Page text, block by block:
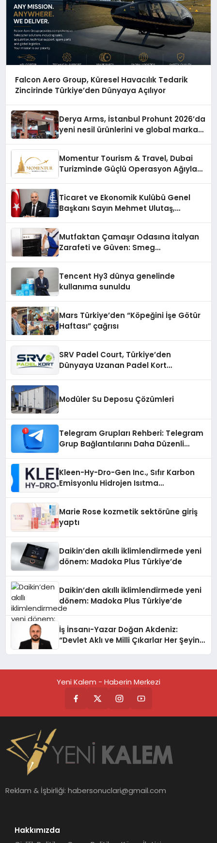
Falcon Aero Group, Küresel Havacılık Tedarik
Zincirinde Türkiye’den Dünyaya Açılıyor
Derya Arms, İstanbul Prohunt 2026’da
yeni nesil ürünlerini ve global marka
Momentur Tourism & Travel, Dubai
Turizminde Güçlü Operasyon Ağıyla
Ticaret ve Ekonomik Kulübü Genel
Başkanı Sayın Mehmet Ulutaş,
Mutfaktan Çamaşır Odasına İtalyan
Zarafeti ve Güven: Smeg
Tencent Hy3 dünya genelinde
kullanıma sunuldu
Mars Türkiye’den “Köpeğini İşe Götür
Haftası” çağrısı
SRV Padel Court, Türkiye’den
Dünyaya Uzanan Padel Kort
Modüler Su Deposu Çözümleri
Telegram Grupları Rehberi: Telegram
Grup Bağlantılarını Daha Düzenli
Kleen-Hy-Dro-Gen Inc., Sıfır Karbon
Emisyonlu Hidrojen Isıtma
Marie Rose kozmetik sektörüne giriş
yaptı
Daikin’den akıllı iklimlendirmede yeni
dönem: Madoka Plus Türkiye’de
Daikin’den akıllı iklimlendirmede yeni
dönem: Madoka Plus Türkiye’de
İş İnsanı-Yazar Doğan Akdeniz:
“Devlet Aklı ve Milli Çıkarlar Her Şeyin
Yeni Kalem - Haberin Merkezi
Reklam & İşbirliği:habersonuclari@gmail.com
Hakkımızda